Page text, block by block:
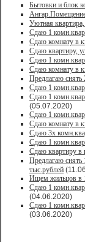
Бытовки и блок
Уютная
Сдаю 1
Сдаю комнату в
Сдаю квартиру,
Сдаю 1
Сдаю комнату в
Предлагаю снять
Сдаю 1
Сдаю 1
(05.07.2020)
Сдаю 1
Сдаю комнату в
Сдаю 3х
Сдаю 1
Сдаю квартиру в
Предлагаю
тыс.рублей
Ищем жильцов в
Сдаю 1
(04.06.2020)
Сдаю 1
(03.06.2020)